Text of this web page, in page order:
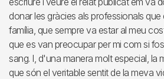
donar les gràcies als professionals que
família, que sempre va estar al meu
que es van preocupar per mi com si
sang. I, d'una manera molt especial, la
que són el veritable sentit de la meva